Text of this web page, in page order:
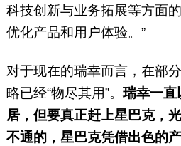
科技创新与业务拓展等方面
优化产品和用户体验。”
对于现在的瑞幸而言，在部
略已经“物尽其用”。瑞幸一直
居，但要真正赶上星巴克，
不通的，星巴克凭借出色的